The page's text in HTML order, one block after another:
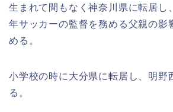
生まれて間もなく神奈川県に転居し
年サッカーの監督を務める父親の影
める。
小学校の時に大分県に転居し、明野
る。